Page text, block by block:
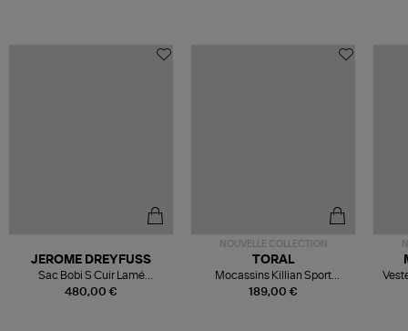
480,00 €
JEROME DREYFUSS
Sac Bobi S Cuir Lamé
Champagne
NOUVELLE COLLECTION
189,00 €
TORAL
Mocassins Killian Sport
Mousse